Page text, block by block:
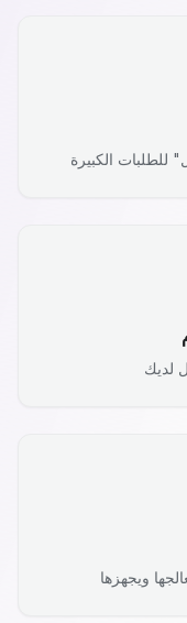
للطلبات الكبيرة
لديك
ويجهزها